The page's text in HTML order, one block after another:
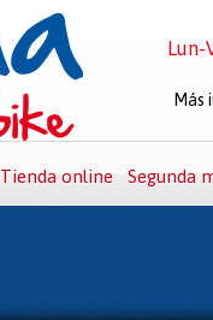
Tienda online Segunda
Lun-
Más